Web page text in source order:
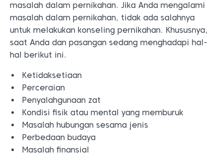
masalah dalam pernikahan. Jika Anda mengalami
masalah dalam pernikahan, tidak ada salahnya
untuk melakukan konseling pernikahan. Khususnya,
saat Anda dan pasangan sedang menghadapi hal-
hal berikut ini.
Ketidaksetiaan
Perceraian
Penyalahgunaan zat
Kondisi fisik atau mental yang memburuk
Masalah hubungan sesama jenis
Perbedaan budaya
Masalah finansial